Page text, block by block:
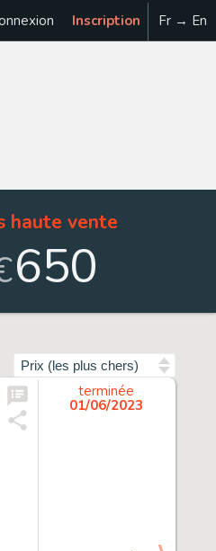
Inscription Fr → En
haute vente
650
terminée
01/06/2023